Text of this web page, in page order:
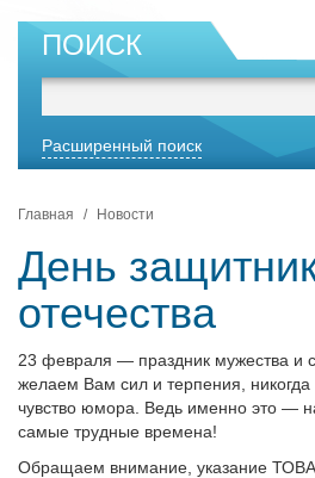
ПОИСК
Расширенный поиск
Главная Новости
День
отечества
23 февраля — праздник мужества и
желаем Вам сил и терпения,
чувство юмора. Ведь именно это —
самые трудные времена!
Обращаем внимание, указание